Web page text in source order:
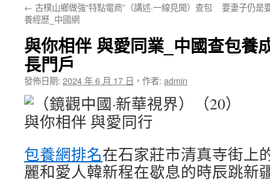
← 古樸山鄉做強“特點電商”（講述·一線見聞）查包
養經歷_中國網
要妻子仍是
與你相伴 與愛同業_中國查包養
長門戶
發佈日期: 2024 年 6 月 17 日 ， 作者: admin
包養網排名在石家莊市清真寺街上
麗和愛人韓新程在歇息的時辰跳新